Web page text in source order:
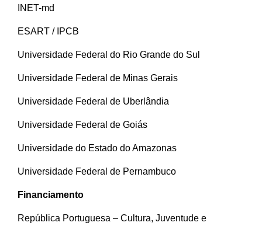
INET-md
ESART / IPCB
Universidade Federal do Rio Grande do Sul
Universidade Federal de Minas Gerais
Universidade Federal de Uberlândia
Universidade Federal de Goiás
Universidade do Estado do Amazonas
Universidade Federal de Pernambuco
Financiamento
República Portuguesa – Cultura, Juventude e